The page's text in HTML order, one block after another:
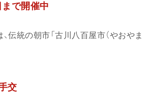
まで開催中
伝統の朝市「古川八百屋市（やおやま
交